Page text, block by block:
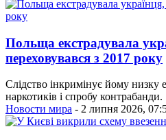
Польща екстрадувала
переховувався з 2017 року
Слідство інкримінує йому низку
наркотиків і спробу контрабанди.
Новости мира - 2 липня 2026,